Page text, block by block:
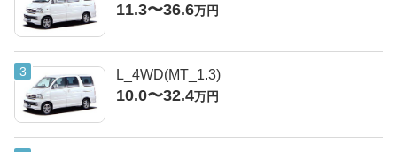
11.3〜36.6万円
L_4WD(MT_1.3)
10.0〜32.4万円